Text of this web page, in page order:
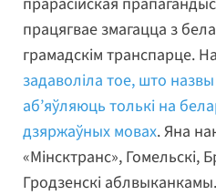
працягвае змагацца з
грамадскім транспарце.
задаволіла тое, што
аб’яўляюць толькі на
дзяржаўных мовах. Яна
«Мінсктранс», Гомельскі,
Гродзенскі